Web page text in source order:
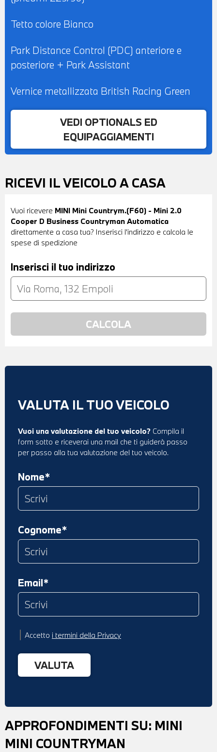
Tetto colore Bianco
Park Distance Control (PDC) anteriore e
posteriore + Park Assistant
Vernice metallizzata British Racing Green
VEDI OPTIONALS ED
EQUIPAGGIAMENTI
RICEVI IL VEICOLO A CASA
Vuoi ricevere MINI Mini Countrym.(F60) - Mini 2.0
Cooper D Business Countryman Automatica
direttamente a casa tua? Inserisci l'indirizzo e calcola le
spese di spedizione
Inserisci il tuo indirizzo
VALUTA IL TUO VEICOLO
Vuoi una valutazione del tuo veicolo? Compila il
form sotto e riceverai una mail che ti guiderà passo
per passo alla tua valutazione del tuo veicolo.
Nome*
Cognome*
Email*
Accetto i termini della Privacy
APPROFONDIMENTI SU: MINI
MINI COUNTRYMAN